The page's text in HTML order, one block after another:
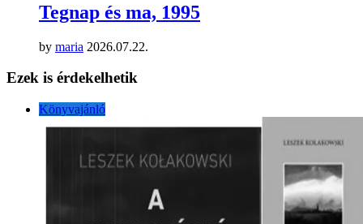
Tegnap és ma, 1995
by maria 2026.07.22.
Ezek is érdekelhetik
Könyvajánló